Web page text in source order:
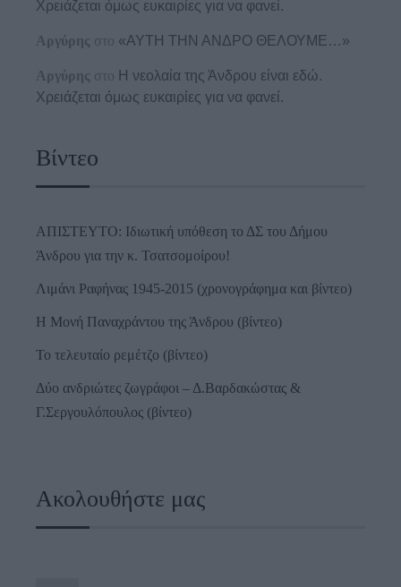
Χρειάζεται όμως ευκαιρίες για να φανεί.
Αργύρης στο «ΑΥΤΗ ΤΗΝ ΑΝΔΡΟ ΘΕΛΟΥΜΕ…»
Αργύρης στο Η νεολαία της Άνδρου είναι εδώ.
Χρειάζεται όμως ευκαιρίες για να φανεί.
Βίντεο
ΑΠΙΣΤΕΥΤΟ: Ιδιωτική υπόθεση το ΔΣ του Δήμου
Άνδρου για την κ. Τσατσομοίρου!
Λιμάνι Ραφήνας 1945-2015 (χρονογράφημα και βίντεο)
Η Μονή Παναχράντου της Άνδρου (βίντεο)
Το τελευταίο ρεμέτζο (βίντεο)
Δύο ανδριώτες ζωγράφοι – Δ.Βαρδακώστας &
Γ.Σεργουλόπουλος (βίντεο)
Ακολουθήστε μας